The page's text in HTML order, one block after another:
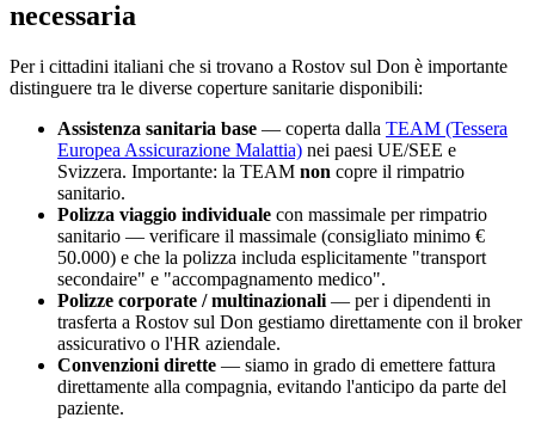
necessaria
Per i cittadini italiani che si trovano a Rostov sul Don è importante
distinguere tra le diverse coperture sanitarie disponibili:
Assistenza sanitaria base — coperta dalla TEAM (Tessera
Europea Assicurazione Malattia) nei paesi UE/SEE e
Svizzera. Importante: la TEAM non copre il rimpatrio
sanitario.
Polizza viaggio individuale con massimale per rimpatrio
sanitario — verificare il massimale (consigliato minimo €
50.000) e che la polizza includa esplicitamente "transport
secondaire" e "accompagnamento medico".
Polizze corporate / multinazionali — per i dipendenti in
trasferta a Rostov sul Don gestiamo direttamente con il broker
assicurativo o l'HR aziendale.
Convenzioni dirette — siamo in grado di emettere fattura
direttamente alla compagnia, evitando l'anticipo da parte del
paziente.